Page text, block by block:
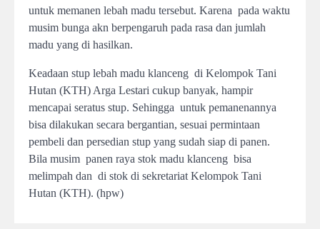
untuk memanen lebah madu tersebut. Karena pada waktu
musim bunga akn berpengaruh pada rasa dan jumlah
madu yang di hasilkan.
Keadaan stup lebah madu klanceng di Kelompok Tani
Hutan (KTH) Arga Lestari cukup banyak, hampir
mencapai seratus stup. Sehingga untuk pemanenannya
bisa dilakukan secara bergantian, sesuai permintaan
pembeli dan persedian stup yang sudah siap di panen.
Bila musim panen raya stok madu klanceng bisa
melimpah dan di stok di sekretariat Kelompok Tani
Hutan (KTH). (hpw)